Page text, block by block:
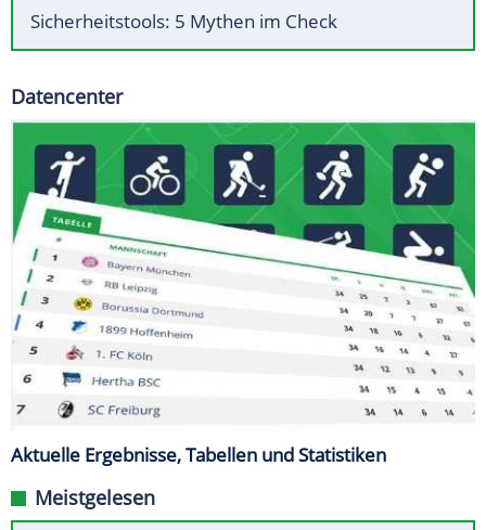
Sicherheitstools: 5 Mythen im Check
Datencenter
Aktuelle Ergebnisse, Tabellen und Statistiken
Meistgelesen